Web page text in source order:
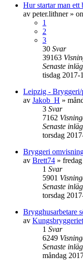
Hur startar man ett
av peter.lithner»
1
2
3
30 Svar
39163
Senaste
tisdag 2017-
Leipzig - Bryggeri/
av Jakob_H »
3 Svar
7162
Senaste
torsdag
Bryggeri
av Brett74 »
1 Svar
5901
Senaste
torsdag
Brygghusarbetare
av Kungsbryggeriet
1 Svar
6249
Senaste
måndag